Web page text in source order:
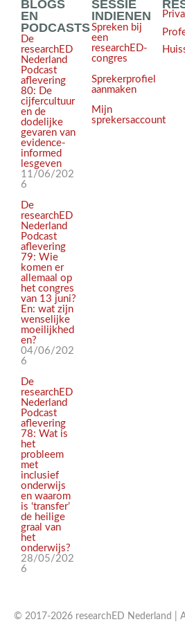
BLOGS
EN
PODCASTS
De
researchED
Nederland
Podcast
aflevering
80: De
cijfercultuur
en de
dodelijke
gevaren van
evidence-
informed
lesgeven
11/06/202
6
De
researchED
Nederland
Podcast
aflevering
79: Wie
komen er
allemaal op
het congres
van 13 juni?
En: wat zijn
wenselijke
moeilijkhed
en?
04/06/202
6
De
researchED
Nederland
Podcast
aflevering
78: Wat is
het
probleem
met
inclusief
onderwijs
en waarom
is ‘transfer’
de heilige
graal van
het
onderwijs?
28/05/202
6
SESSIE
INDIENEN
Spreken bij
een
researchED-
congres
Sprekerprofiel
aanmaken
Mijn
sprekersaccount
© 2017-2026 researchED Nederland |